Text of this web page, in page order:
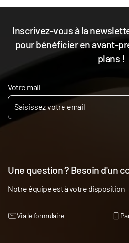
Inscrivez-vous à la
pour bénéficier en avant-
plans !
Votre mail
Une question ? Besoin d'un
Notre équipe est à votre disposition
Via le formulaire